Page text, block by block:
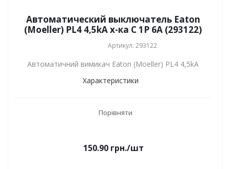
Автоматический выключатель Eaton
(Moeller) PL4 4,5kA х-ка C 1P 6А (293122)
Артикул: 293122
Автоматичний вимикач Eaton (Moeller) PL4 4,5kA
Характеристики
Порівняти
150.90грн./шт